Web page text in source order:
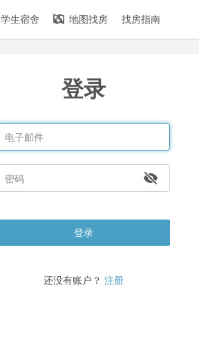
学生宿舍 地图找房 找房指南
登录
登录
还没有账户？ 注册